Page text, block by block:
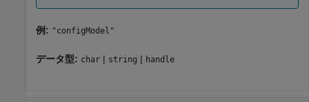
例: "configModel"
データ型: char | string | handle